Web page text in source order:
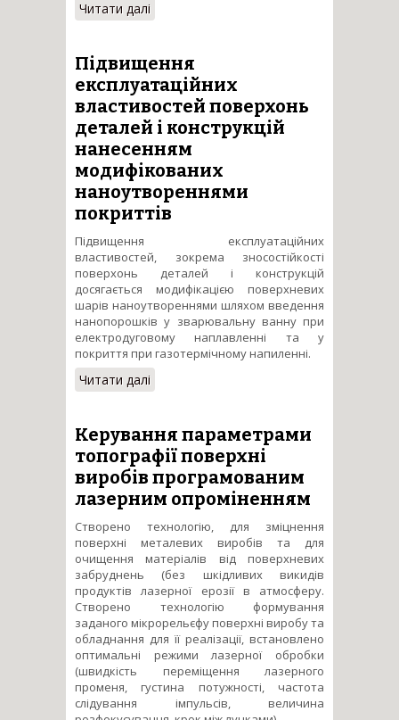
Читати далі
механохімічного УЗУО-
покриттів конструкційних
сплавів авіаційної техніки для
підвищення військової
спроможності
Підвищення
експлуатаційних
властивостей поверхонь
деталей і конструкцій
нанесенням
модифікованих
наноутвореннями
покриттів
Підвищення експлуатаційних
властивостей, зокрема зносостійкості
поверхонь деталей і конструкцій
досягається модифікацією поверхневих
шарів наноутвореннями шляхом введення
нанопорошків у зварювальну ванну при
електродуговому наплавленні та у
покриття при газотермічному напиленні.
Читати далі
експлуатаційних
деталей і конструкцій
нанесенням модифікованих
наноутвореннями покриттів
Керування параметрами
топографії поверхні
виробів програмованим
лазерним опроміненням
Створено технологію, для зміцнення
поверхні металевих виробів та для
очищення матеріалів від поверхневих
забруднень (без шкідливих викидів
продуктів лазерної ерозії в атмосферу.
Створено технологію формування
заданого мікрорельєфу поверхні виробу та
обладнання для її реалізації, встановлено
оптимальні режими лазерної обробки
(швидкість переміщення лазерного
променя, густина потужності, частота
слідування імпульсів, величина